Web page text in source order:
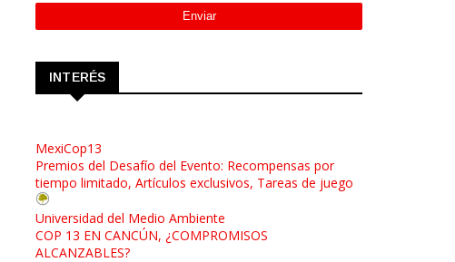
INTERÉS
MexiCop13
Premios del Desafío del Evento: Recompensas por
tiempo limitado, Artículos exclusivos, Tareas de juego
Universidad del Medio Ambiente
COP 13 EN CANCÚN, ¿COMPROMISOS
ALCANZABLES?